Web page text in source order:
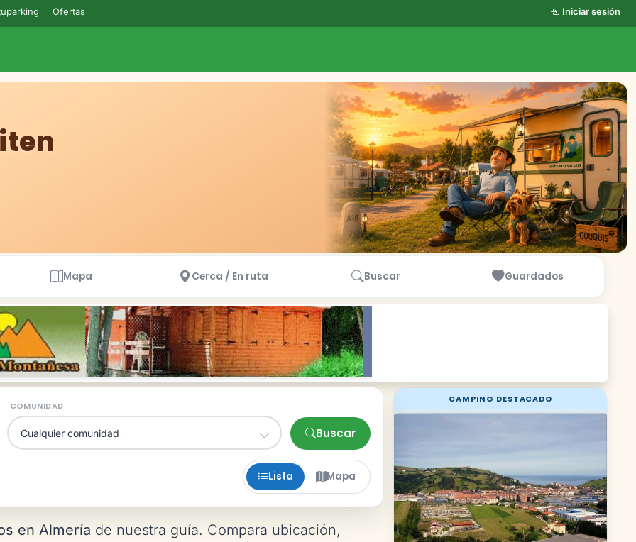
Ofertas Iniciar sesión
Mapa Cerca / En ruta Buscar Guardados
CAMPING DESTACADO
COMUNIDAD
Buscar
Lista Mapa
en Almería de nuestra guía. Compara ubicación,